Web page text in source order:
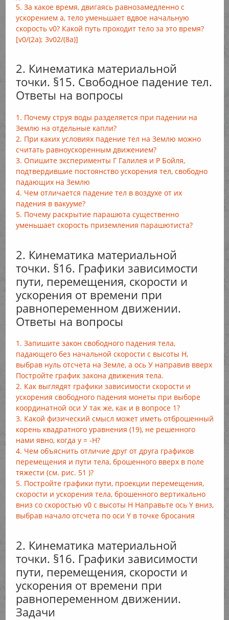
5. За какое время, двигаясь равнозамедленно с
ускорением а, тело уменьшает вдвое начальную
скорость v0? Какой путь проходит тело за это время?
[v0/(2a); 3v02/(8а)]
2. Кинематика материальной
точки. §15. Свободное падение тел.
Ответы на вопросы
1. Почему струя воды разделяется при падении на
Землю на отдельные капли?
2. При каких условиях падение тел на Землю можно
считать равноускоренным движением?
3. Опишите эксперименты Г Галилея и Р Бойля,
подтвердившие постоянство ускорения тел, свободно
падающих на Землю
4. Чем отличается падение тел в воздухе от их
падения в вакууме?
5. Почему раскрытие парашюта существенно
уменьшает скорость приземления парашютиста?
2. Кинематика материальной
точки. §16. Графики зависимости
пути, перемещения, скорости и
ускорения от времени при
равнопеременном движении.
Ответы на вопросы
1. Запишите закон свободного падения тела,
падающего без начальной скорости с высоты Н,
выбрав нуль отсчета на Земле, а ось У направив вверх
Постройте график закона движения тела.
2. Как выглядят графики зависимости скорости и
ускорения свободного падения монеты при выборе
координатной оси У так же, как и в вопросе 1?
3. Какой физический смысл может иметь отброшенный
корень квадратного уравнения (19), не решенного
нами явно, когда у = -H?
4. Чем объяснить отличие друг от друга графиков
перемещения и пути тела, брошенного вверх в поле
тяжести (см. рис. 51 )?
5. Постройте графики пути, проекции перемещения,
скорости и ускорения тела, брошенного вертикально
вниз со скоростью v0 с высоты Н Направьте ось Y вниз,
выбрав начало отсчета по оси Y в точке бросания
2. Кинематика материальной
точки. §16. Графики зависимости
пути, перемещения, скорости и
ускорения от времени при
равнопеременном движении.
Задачи